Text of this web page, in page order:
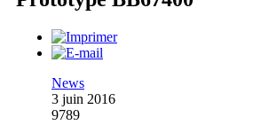
News
3 juin 2016
9789